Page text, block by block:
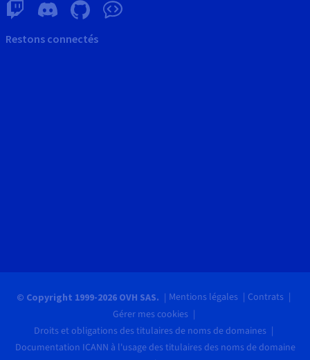
Restons connectés
© Copyright 1999-2026 OVH SAS. Mentions légales
Contrats
Gérer mes cookies
Droits et obligations des titulaires de noms de domaines
Documentation ICANN à l'usage des titulaires des noms de domaine